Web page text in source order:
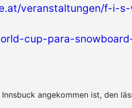
veranstaltungen/f-i-
cup-para-
angekommen ist, den